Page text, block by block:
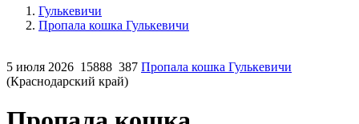
Гулькевичи
Пропала кошка Гулькевичи
5 июля 2026 15888 387 Пропала кошка Гулькевичи
(Краснодарский край)